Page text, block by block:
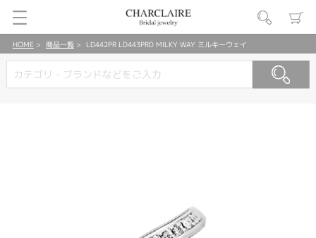
HOME 商品一覧 LD442PR LD443PRD MILKY WAY ミルキーウェイ